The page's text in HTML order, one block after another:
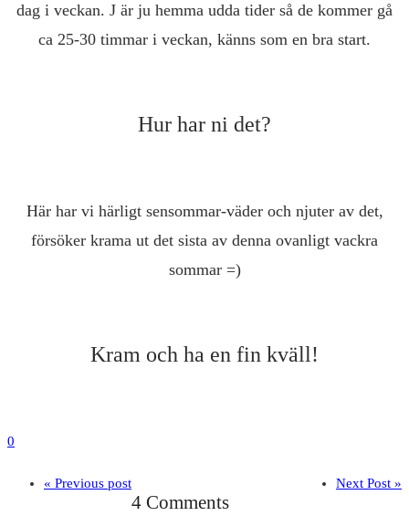
dag i veckan. J är ju hemma udda tider så de kommer gå
ca 25-30 timmar i veckan, känns som en bra start.
Hur har ni det?
Här har vi härligt sensommar-väder och njuter av det,
försöker krama ut det sista av denna ovanligt vackra
sommar =)
Kram och ha en fin kväll!
0
« Previous post Next Post »
4 Comments